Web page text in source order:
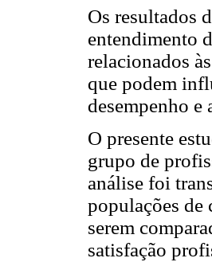
Os resultados
entendimento
relacionados
que podem
desempenho
O presente
grupo de
análise foi
populações de
serem
satisfação